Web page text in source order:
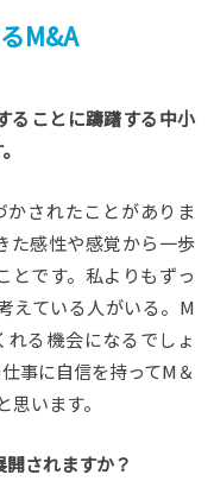
M&A
ることに躊躇する中小
されたことがありま
た感性や感覚から一歩
とです。私よりもずっ
えている人がいる。M
れる機会になるでしょ
事に自信を持ってM＆
います。
開されますか？